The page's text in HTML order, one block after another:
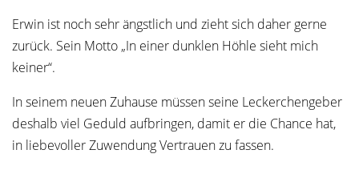
Erwin ist noch sehr ängstlich und zieht sich daher gerne
zurück. Sein Motto „In einer dunklen Höhle sieht mich
keiner“.
In seinem neuen Zuhause müssen seine Leckerchengeber
deshalb viel Geduld aufbringen, damit er die Chance hat,
in liebevoller Zuwendung Vertrauen zu fassen.